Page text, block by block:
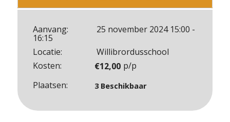
Blok
Aanvang: 25 november 2024 15:00 -
16:15
Locatie:
Willibrordusschool
Kosten:
€12,00 p/p
Plaatsen:
3 Beschikbaar